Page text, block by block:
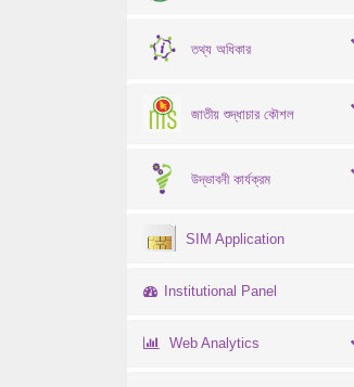
তথ্য অধিকার
জাতীয় শুদ্ধাচার কৌশল
উদ্ভাবনী কার্যক্রম
SIM Application
Institutional Panel
Web Analytics